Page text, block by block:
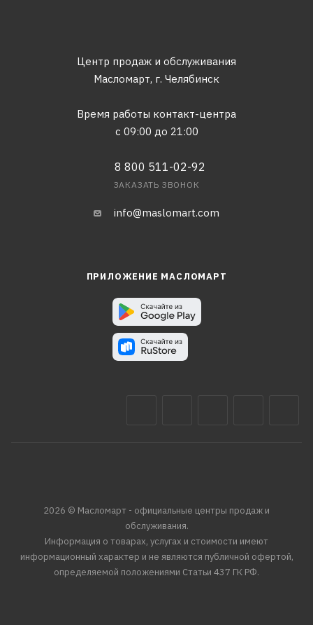
Центр продаж и обслуживания
Масломарт, г. Челябинск
Время работы контакт-центра
с 09:00 до 21:00
8 800 511-02-92
ЗАКАЗАТЬ ЗВОНОК
info@maslomart.com
ПРИЛОЖЕНИЕ МАСЛОМАРТ
2026 © Масломарт - официальные центры продаж и
обслуживания.
Информация о товарах, услугах и стоимости имеют
информационный характер и не являются публичной офертой,
определяемой положениями Статьи 437 ГК РФ.